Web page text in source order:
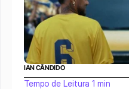
IAN CÂNDIDO
Tempo de Leitura 1 min